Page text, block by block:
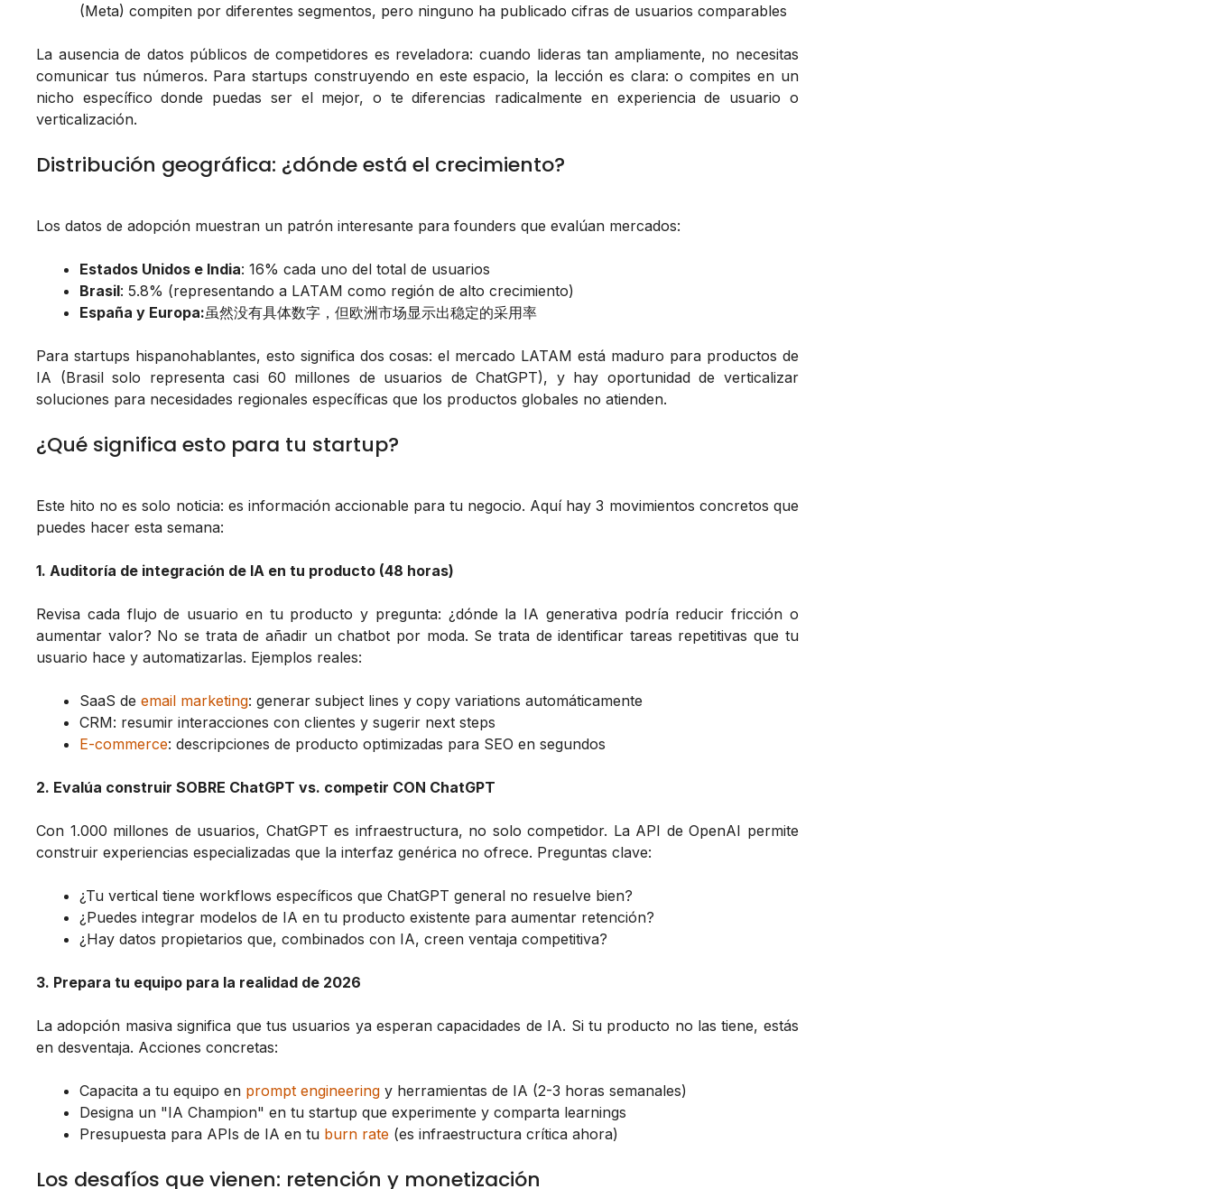
(Meta) compiten por diferentes segmentos, pero ninguno ha publicado cifras de usuarios comparables
La ausencia de datos públicos de competidores es reveladora: cuando lideras tan ampliamente, no necesitas
comunicar tus números. Para startups construyendo en este espacio, la lección es clara: o compites en un
nicho específico donde puedas ser el mejor, o te diferencias radicalmente en experiencia de usuario o
verticalización.
Distribución geográfica: ¿dónde está el crecimiento?
Los datos de adopción muestran un patrón interesante para founders que evalúan mercados:
Estados Unidos e India: 16% cada uno del total de usuarios
Brasil: 5.8% (representando a LATAM como región de alto crecimiento)
España y Europa:虽然没有具体数字，但欧洲市场显示出稳定的采用率
Para startups hispanohablantes, esto significa dos cosas: el mercado LATAM está maduro para productos de
IA (Brasil solo representa casi 60 millones de usuarios de ChatGPT), y hay oportunidad de verticalizar
soluciones para necesidades regionales específicas que los productos globales no atienden.
¿Qué significa esto para tu startup?
Este hito no es solo noticia: es información accionable para tu negocio. Aquí hay 3 movimientos concretos que
puedes hacer esta semana:
1. Auditoría de integración de IA en tu producto (48 horas)
Revisa cada flujo de usuario en tu producto y pregunta: ¿dónde la IA generativa podría reducir fricción o
aumentar valor? No se trata de añadir un chatbot por moda. Se trata de identificar tareas repetitivas que tu
usuario hace y automatizarlas. Ejemplos reales:
SaaS de email marketing: generar subject lines y copy variations automáticamente
CRM: resumir interacciones con clientes y sugerir next steps
E-commerce: descripciones de producto optimizadas para SEO en segundos
2. Evalúa construir SOBRE ChatGPT vs. competir CON ChatGPT
Con 1.000 millones de usuarios, ChatGPT es infraestructura, no solo competidor. La API de OpenAI permite
construir experiencias especializadas que la interfaz genérica no ofrece. Preguntas clave:
¿Tu vertical tiene workflows específicos que ChatGPT general no resuelve bien?
¿Puedes integrar modelos de IA en tu producto existente para aumentar retención?
¿Hay datos propietarios que, combinados con IA, creen ventaja competitiva?
3. Prepara tu equipo para la realidad de 2026
La adopción masiva significa que tus usuarios ya esperan capacidades de IA. Si tu producto no las tiene, estás
en desventaja. Acciones concretas:
Capacita a tu equipo en prompt engineering y herramientas de IA (2-3 horas semanales)
Designa un "IA Champion" en tu startup que experimente y comparta learnings
Presupuesta para APIs de IA en tu burn rate (es infraestructura crítica ahora)
Los desafíos que vienen: retención y monetización